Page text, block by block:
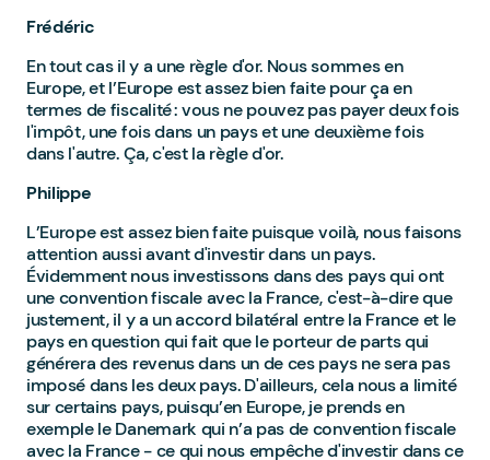
Frédéric
En tout cas il y a une règle d'or. Nous sommes en
Europe, et l’Europe est assez bien faite pour ça en
termes de fiscalité : vous ne pouvez pas payer deux fois
l'impôt, une fois dans un pays et une deuxième fois
dans l'autre. Ça, c'est la règle d'or.
Philippe
L’Europe est assez bien faite puisque voilà, nous faisons
attention aussi avant d'investir dans un pays.
Évidemment nous investissons dans des pays qui ont
une convention fiscale avec la France, c'est-à-dire que
justement, il y a un accord bilatéral entre la France et le
pays en question qui fait que le porteur de parts qui
générera des revenus dans un de ces pays ne sera pas
imposé dans les deux pays. D'ailleurs, cela nous a limité
sur certains pays, puisqu’en Europe, je prends en
exemple le Danemark qui n’a pas de convention fiscale
avec la France - ce qui nous empêche d'investir dans ce